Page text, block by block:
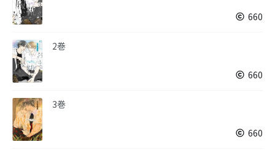
660
2巻
660
3巻
660